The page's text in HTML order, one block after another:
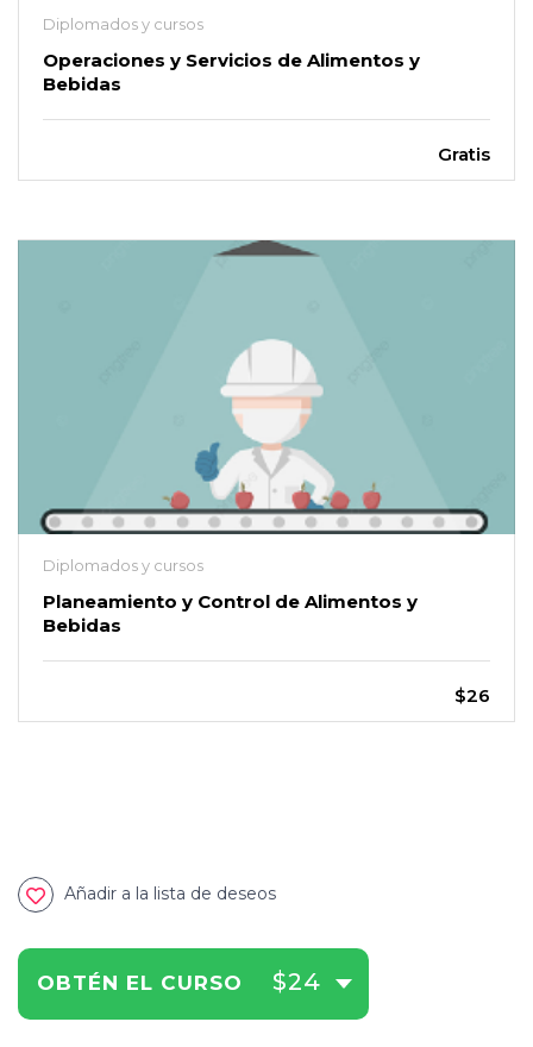
Diplomados y cursos
Operaciones y Servicios de Alimentos y
Bebidas
Gratis
Diplomados y cursos
Planeamiento y Control de Alimentos y
Bebidas
$26
Añadir a la lista de deseos
OBTÉN EL CURSO $24